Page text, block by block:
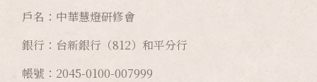
戶名：中華慧燈研修會
銀行：台新銀行（812）和平分行
帳號：2045-0100-007999